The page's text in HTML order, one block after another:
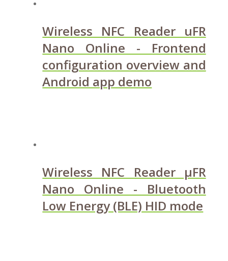
Wireless NFC Reader uFR
Nano Online - Frontend
configuration overview and
Android app demo
Wireless NFC Reader µFR
Nano Online - Bluetooth
Low Energy (BLE) HID mode